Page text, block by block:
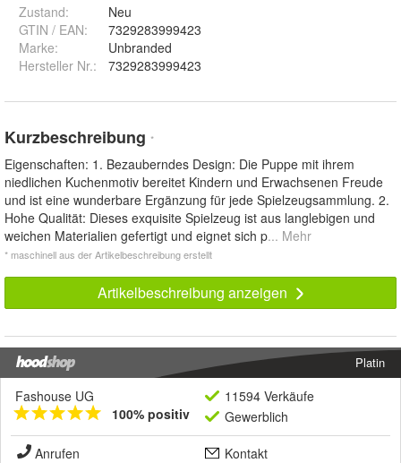
Zustand:
Neu
GTIN / EAN:
7329283999423
Marke:
Unbranded
Hersteller Nr.:
7329283999423
Kurzbeschreibung *
Eigenschaften: 1. Bezauberndes Design: Die Puppe mit ihrem
niedlichen Kuchenmotiv bereitet Kindern und Erwachsenen Freude
und ist eine wunderbare Ergänzung für jede Spielzeugsammlung. 2.
Hohe Qualität: Dieses exquisite Spielzeug ist aus langlebigen und
weichen Materialien gefertigt und eignet sich p... Mehr
* maschinell aus der Artikelbeschreibung erstellt
Artikelbeschreibung anzeigen
Platin
Fashouse UG
100% positiv
11594 Verkäufe
Gewerblich
Anrufen
Kontakt